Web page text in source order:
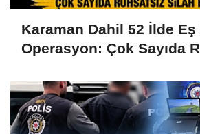
Karaman Dahil 52 İlde Eş
Operasyon: Çok Sayıda